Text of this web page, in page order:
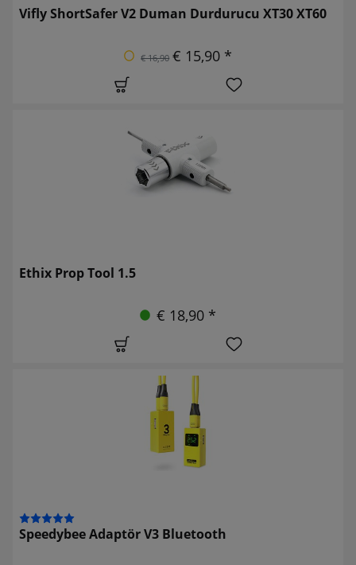
Vifly ShortSafer V2 Duman Durdurucu XT30 XT60
€ 16,90 € 15,90 *
Ethix Prop Tool 1.5
€ 18,90 *
Speedybee Adaptör V3 Bluetooth